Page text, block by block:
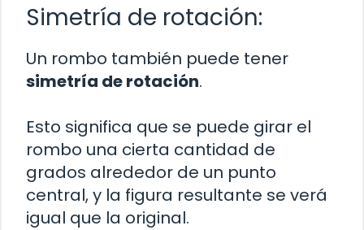
Simetría de rotación:
Un rombo también puede tener
simetría de rotación.
Esto significa que se puede girar el
rombo una cierta cantidad de
grados alrededor de un punto
central, y la figura resultante se verá
igual que la original.